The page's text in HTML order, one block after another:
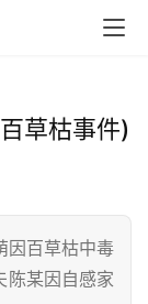
草枯事件)
因百草枯中毒
陈某因自感家